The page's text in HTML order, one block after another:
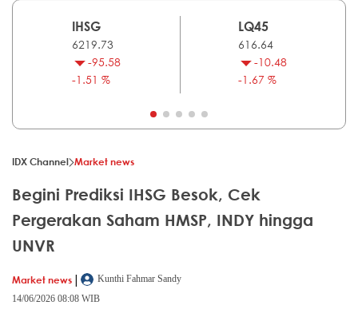
IHSG
6219.73
-95.58
-1.51 %
LQ45
616.64
-10.48
-1.67 %
IDX Channel Market news
Begini Prediksi IHSG Besok, Cek
Pergerakan Saham HMSP, INDY hingga
UNVR
Market news |
Kunthi Fahmar Sandy
14/06/2026 08:08 WIB